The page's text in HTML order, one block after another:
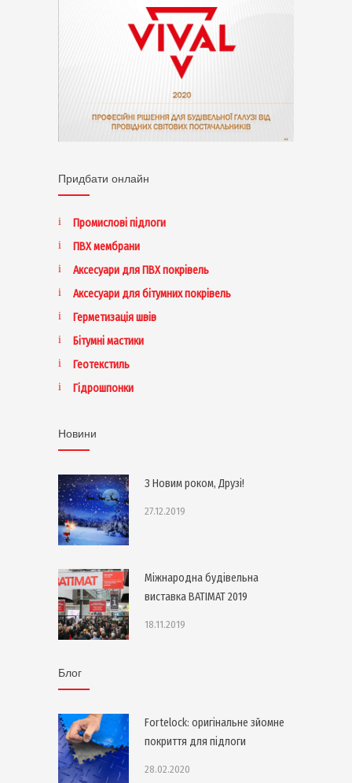
Придбати онлайн
Промислові підлоги
ПВХ мембрани
Аксесуари для ПВХ покрівель
Аксесуари для бітумних покрівель
Герметизація швів
Бітумні мастики
Геотекстиль
Гідрошпонки
Новини
З Новим роком, Друзі!
27.12.2019
Міжнародна будівельна
виставка BATIMAT 2019
18.11.2019
Блог
Fortelock: оригінальне зйомне
покриття для підлоги
28.02.2020